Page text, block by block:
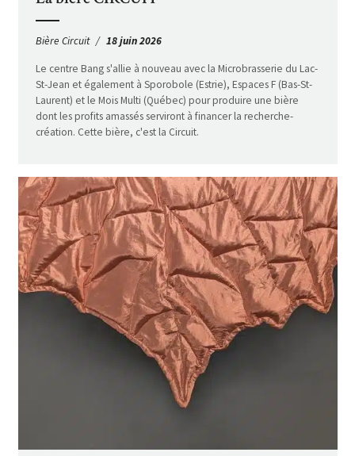
Bière Circuit 18 juin 2026
Le centre Bang s'allie à nouveau avec la Microbrasserie du Lac-
St-Jean et également à Sporobole (Estrie), Espaces F (Bas-St-
Laurent) et le Mois Multi (Québec) pour produire une bière
dont les profits amassés serviront à financer la recherche-
création. Cette bière, c'est la Circuit.